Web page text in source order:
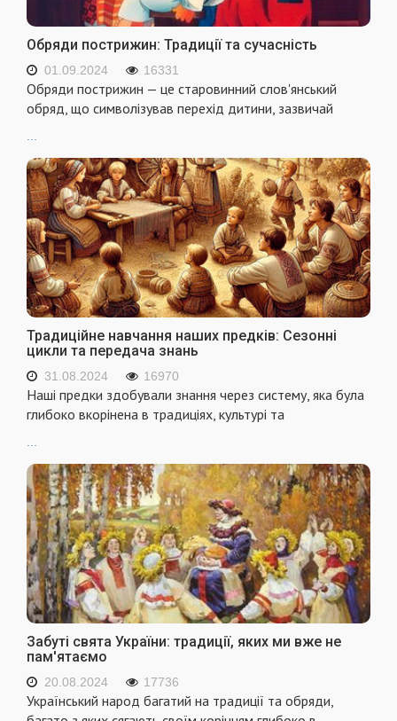
Обряди пострижин: Традиції та сучасність
01.09.2024 16331
Обряди пострижин — це старовинний слов'янський
обряд, що символізував перехід дитини, зазвичай
Традиційне навчання наших предків: Сезонні
цикли та передача знань
31.08.2024 16970
Наші предки здобували знання через систему, яка була
глибоко вкорінена в традиціях, культурі та
Забуті свята України: традиції, яких ми вже не
пам'ятаємо
20.08.2024 17736
Український народ багатий на традиції та обряди,